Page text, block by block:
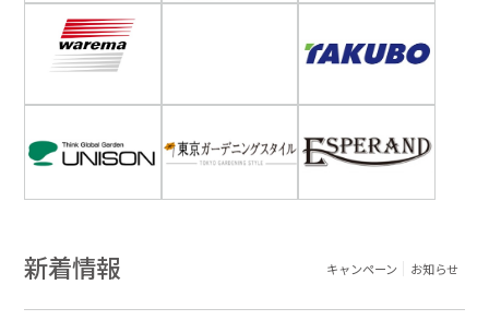
新着情報 キャンペーン お知らせ